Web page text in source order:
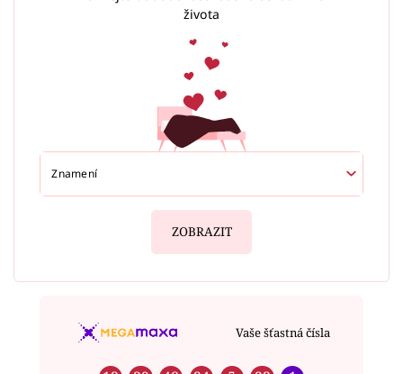
života
ZOBRAZIT
Vaše šťastná čísla